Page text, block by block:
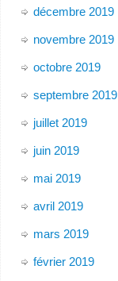
décembre 2019
novembre 2019
octobre 2019
septembre 2019
juillet 2019
juin 2019
mai 2019
avril 2019
mars 2019
février 2019